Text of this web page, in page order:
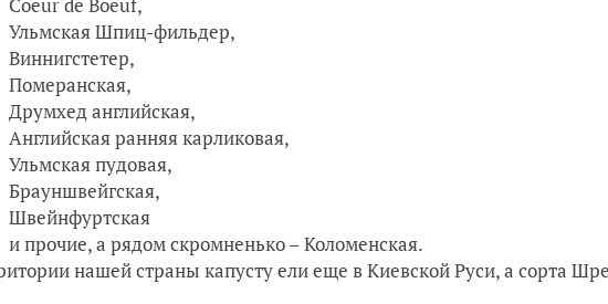
Ульмская Шпиц-фильдер,
Виннигстетер,
Померанская,
Друмхед английская,
Английская ранняя карликовая,
Ульмская пудовая,
Брауншвейгская,
Швейнфуртская
и прочие, а рядом скромненько – Коломенская.
нашей страны капусту ели еще в Киевской Руси, а сорта